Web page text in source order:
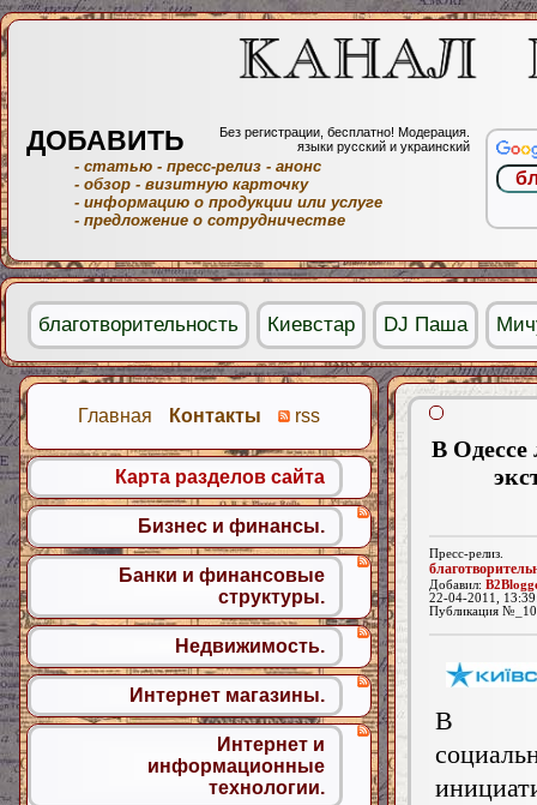
В Одессе
Пресс-релиз.
Добавил:
22-04-2011,
Публикация
В
Главная Контакты rss
Карта разделов сайта
Бизнес и финансы.
Банки и финансовые
структуры.
Недвижимость.
Интернет магазины.
Интернет и
информационные
технологии.
ДОБАВИТЬ
Без регистрации, бесплатно! Модерация.
языки русский и украинский
- статью - пресс-релиз - анонс
- обзор - визитную карточку
- информацию о продукции или услуге
- предложение о сотрудничестве
благотворительность Киевстар DJ Паша